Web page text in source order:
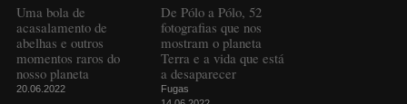
Uma bola de
acasalamento de
abelhas e outros
momentos raros do
nosso planeta
20.06.2022
De Pólo a Pólo, 52
fotografias que nos
mostram o planeta
Terra e a vida que está
a desaparecer
Fugas